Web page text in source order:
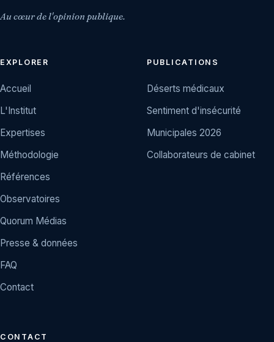
Au cœur de l'opinion publique.
EXPLORER
Accueil
L'Institut
Expertises
Méthodologie
Références
Observatoires
Quorum Médias
Presse & données
FAQ
Contact
PUBLICATIONS
Déserts médicaux
Sentiment d'insécurité
Municipales 2026
Collaborateurs de cabinet
CONTACT